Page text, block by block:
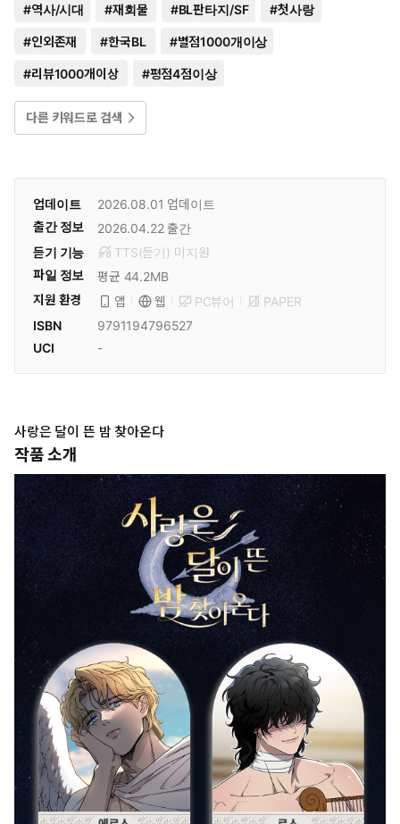
#역사/시대 #재회물 #BL판타지/SF #첫사랑
#인외존재 #한국BL #별점1000개이상
#리뷰1000개이상 #평점4점이상
다른 키워드로 검색
업데이트 2026.08.01 업데이트
출간 정보
2026.04.22 출간
듣기 기능
TTS(듣기) 미 지원
파일 정보
평균 44.2MB
지원 환경
앱 웹 PC뷰어
PAPER
ISBN
9791194796527
UCI
-
사랑은 달이 뜬 밤 찾아온다
작품 소개